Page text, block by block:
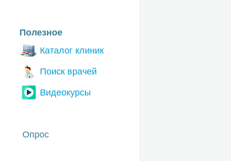
Полезное
Каталог клиник
Поиск врачей
Видеокурсы
Опрос